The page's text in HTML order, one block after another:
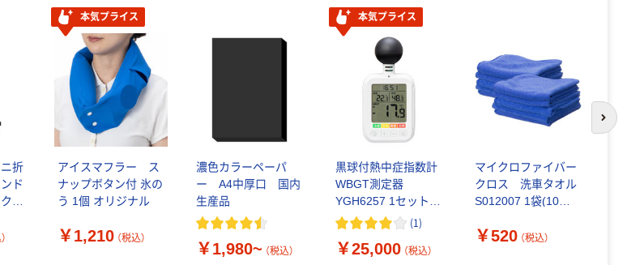
折
ド
本気プライス
アイスマフラー ス
ナップボタン付 氷の
う 1個 オリジナル
￥1,210 （税込）
濃色カラーペーパ
ー A4中厚口 国内
生産品
￥1,980~ （税込）
本気プライス
黒球付熱中症指数計
WBGT測定器
YGH6257 1セット(1
台×10) オリジナル
(1)
￥25,000 （税込）
マイクロファイバー
クロス 洗車タオル
S012007 1袋(10枚
￥520 （税込）
次